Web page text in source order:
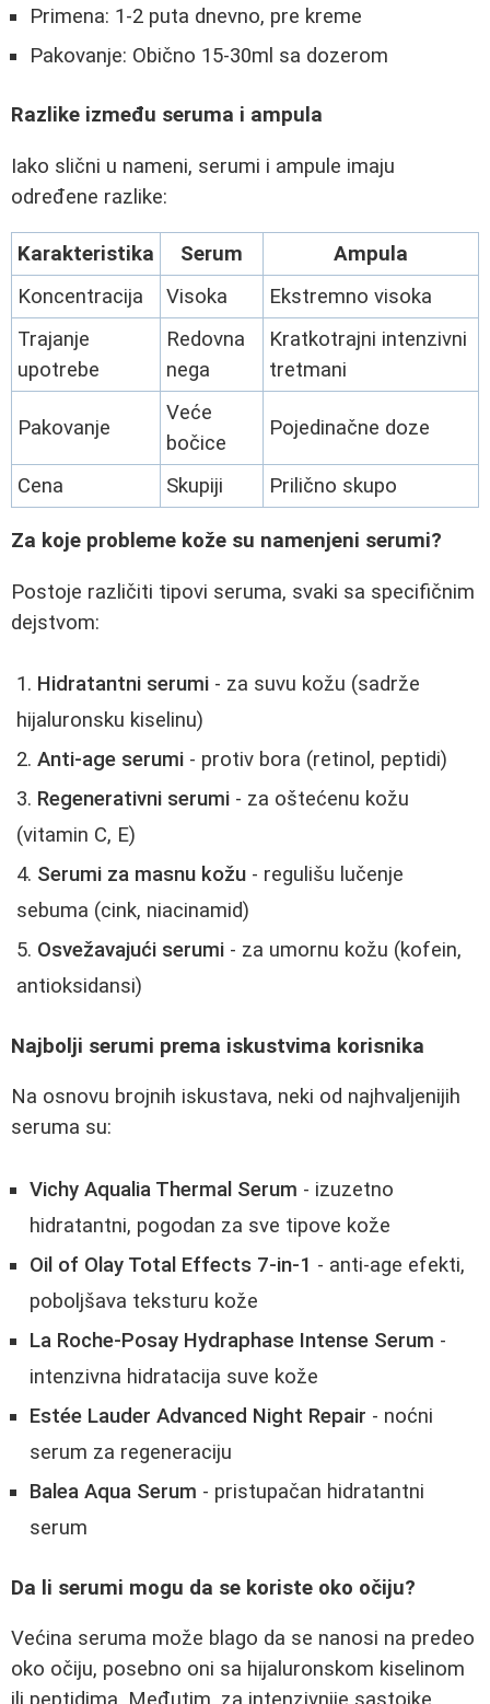
Primena: 1-2 puta dnevno, pre kreme
Pakovanje: Obično 15-30ml sa dozerom
Razlike između seruma i ampula
Iako slični u nameni, serumi i ampule imaju
određene razlike:
Karakteristika Serum
Ampula
Koncentracija
Visoka
Ekstremno visoka
Trajanje
upotrebe
Redovna
nega
Kratkotrajni intenzivni
tretmani
Pakovanje
Veće
bočice
Pojedinačne doze
Cena Skupiji Prilično skupo
Za koje probleme kože su namenjeni serumi?
Postoje različiti tipovi seruma, svaki sa specifičnim
dejstvom:
Hidratantni serumi - za suvu kožu (sadrže
hijaluronsku kiselinu)
Anti-age serumi - protiv bora (retinol, peptidi)
Regenerativni serumi - za oštećenu kožu
(vitamin C, E)
Serumi za masnu kožu - regulišu lučenje
sebuma (cink, niacinamid)
Osvežavajući serumi - za umornu kožu (kofein,
antioksidansi)
Najbolji serumi prema iskustvima korisnika
Na osnovu brojnih iskustava, neki od najhvaljenijih
seruma su:
Vichy Aqualia Thermal Serum - izuzetno
hidratantni, pogodan za sve tipove kože
Oil of Olay Total Effects 7-in-1 - anti-age efekti,
poboljšava teksturu kože
La Roche-Posay Hydraphase Intense Serum -
intenzivna hidratacija suve kože
Estée Lauder Advanced Night Repair - noćni
serum za regeneraciju
Balea Aqua Serum - pristupačan hidratantni
serum
Da li serumi mogu da se koriste oko očiju?
Većina seruma može blago da se nanosi na predeo
oko očiju, posebno oni sa hijaluronskom kiselinom